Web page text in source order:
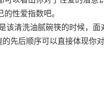
性爱指数吧。
清洗油腻碗筷的时候，面
的先后顺序可以直接体现你